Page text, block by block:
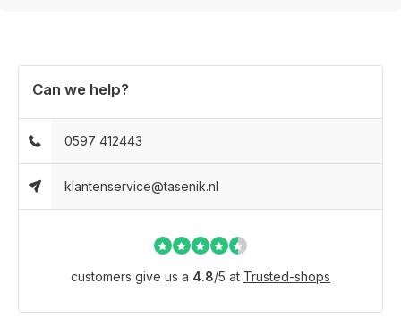
Can we help?
0597 412443
klantenservice@tasenik.nl
customers give us a 4.8/5 at Trusted-shops